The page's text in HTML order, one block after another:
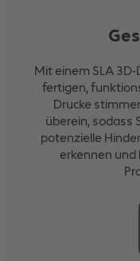
Mit einem SLA
fertigen,
Drucke
überein, sodass
potenzielle
erkennen und